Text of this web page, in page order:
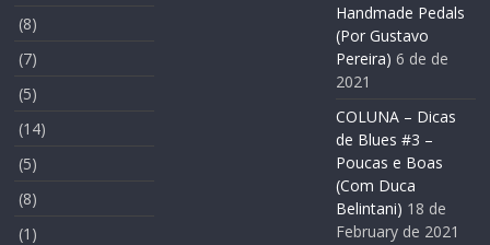
(8)
(7)
(5)
(14)
(5)
(8)
(1)
Handmade Pedals
(Por Gustavo
Pereira) 6 de de
2021
COLUNA – Dicas
de Blues #3 –
Poucas e Boas
(Com Duca
Belintani) 18 de
February de 2021